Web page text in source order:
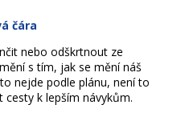
čára
nebo odškrtnout ze
s tím, jak se mění náš
nejde podle plánu, není to
k lepším návykům.